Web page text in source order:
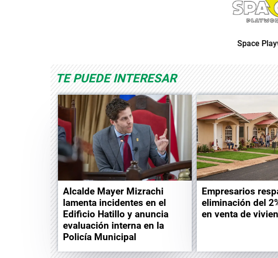
TE PUEDE INTERESAR
Alcalde Mayer Mizrachi
lamenta incidentes en el
Edificio Hatillo y anuncia
evaluación interna en la
Policía Municipal
Empresarios
eliminación del
en venta de